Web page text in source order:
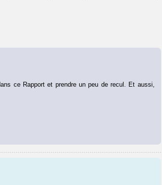
ce Rapport et prendre un peu de recul. Et aussi,